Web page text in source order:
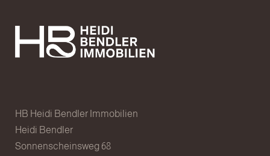
HB Heidi Bendler Immobilien
Heidi Bendler
Sonnenscheinsweg 68